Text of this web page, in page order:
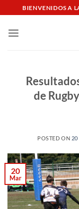
al
contenido
BIENVENIDOS A
de
POSTED ON
20
Mar